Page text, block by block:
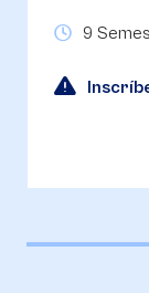
9